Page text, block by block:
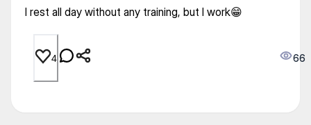
I rest all day without any training, but I work😁
4 66